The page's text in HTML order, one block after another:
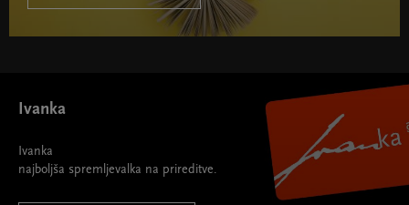
Ivanka
Ivanka
najboljša spremljevalka na prireditve.